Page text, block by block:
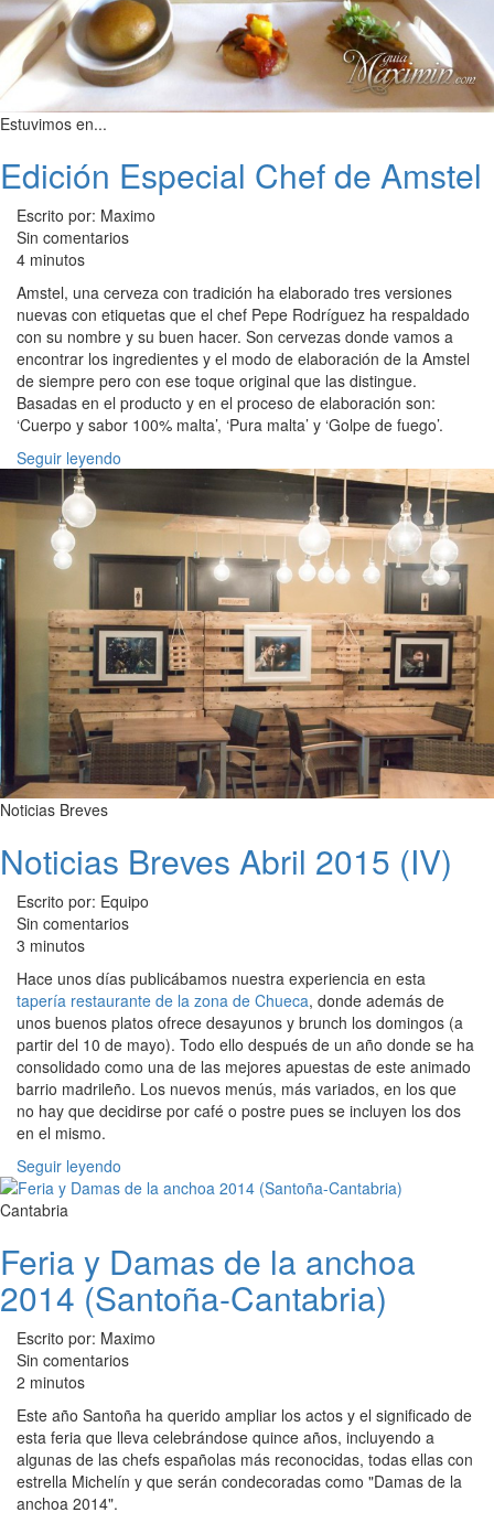
Estuvimos en...
Edición Especial Chef de Amstel
Escrito por: Maximo
Sin comentarios
4 minutos
Amstel, una cerveza con tradición ha elaborado tres versiones
nuevas con etiquetas que el chef Pepe Rodríguez ha respaldado
con su nombre y su buen hacer. Son cervezas donde vamos a
encontrar los ingredientes y el modo de elaboración de la Amstel
de siempre pero con ese toque original que las distingue.
Basadas en el producto y en el proceso de elaboración son:
‘Cuerpo y sabor 100% malta’, ‘Pura malta’ y ‘Golpe de fuego’.
Seguir leyendo
Noticias Breves
Noticias Breves Abril 2015 (IV)
Escrito por: Equipo
Sin comentarios
3 minutos
Hace unos días publicábamos nuestra experiencia en esta
tapería restaurante de la zona de Chueca, donde además de
unos buenos platos ofrece desayunos y brunch los domingos (a
partir del 10 de mayo). Todo ello después de un año donde se ha
consolidado como una de las mejores apuestas de este animado
barrio madrileño. Los nuevos menús, más variados, en los que
no hay que decidirse por café o postre pues se incluyen los dos
en el mismo.
Seguir leyendo
Cantabria
Feria y Damas de la anchoa
2014 (Santoña-Cantabria)
Escrito por: Maximo
Sin comentarios
2 minutos
Este año Santoña ha querido ampliar los actos y el significado de
esta feria que lleva celebrándose quince años, incluyendo a
algunas de las chefs españolas más reconocidas, todas ellas con
estrella Michelín y que serán condecoradas como "Damas de la
anchoa 2014".